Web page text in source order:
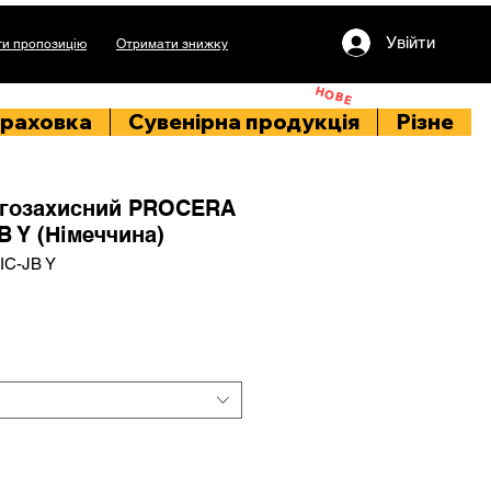
пропозицію Отримати знижку Увійти
НОВЕ
Сувенірна продукція Різне
PROCERA
Y (Німеччина)
JB Y